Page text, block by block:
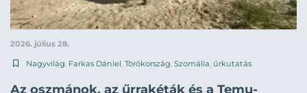
2026. július 28.
Nagyvilág Farkas Dániel Törökország Szomália űrkutatás
Az oszmánok, az űrrakéták és a Temu-